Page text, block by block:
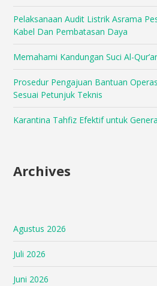
Pelaksanaan Audit Listrik Asrama
Kabel Dan Pembatasan Daya
Memahami Kandungan Suci Al-
Prosedur Pengajuan Bantuan
Sesuai Petunjuk Teknis
Karantina Tahfiz Efektif untuk
Archives
Agustus 2026
Juli 2026
Juni 2026